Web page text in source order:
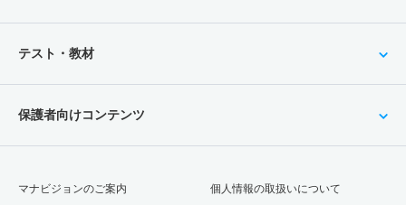
テスト・教材
保護者向けコンテンツ
マナビジョンのご案内 個人情報の取扱いについて